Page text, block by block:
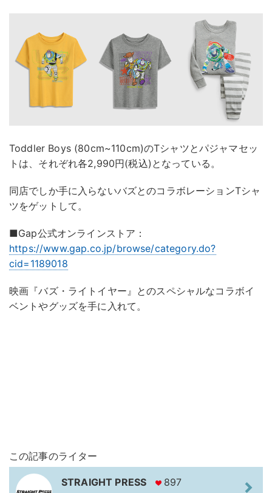
Toddler Boys (80cm~110cm)のTシャツとパジャマセッ
トは、それぞれ各2,990円(税込)となっている。
同店でしか手に入らないバズとのコラボレーションTシャ
ツをゲットして。
■Gap公式オンラインストア：
https://www.gap.co.jp/browse/category.do?
cid=1189018
映画『バズ・ライトイヤー』とのスペシャルなコラボイ
ベントやグッズを手に入れて。
この記事のライター
STRAIGHT PRESS 897